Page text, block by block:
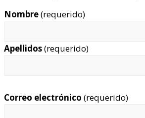
Nombre(requerido)
Apellidos(requerido)
Correo electrónico (requerido)